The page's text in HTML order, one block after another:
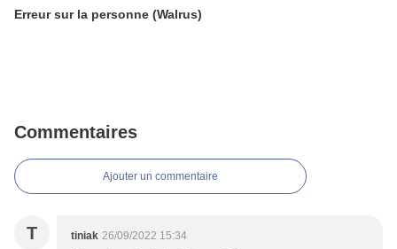
Erreur sur la personne (Walrus)
Commentaires
Ajouter un commentaire
T tiniak 26/09/2022 15:34